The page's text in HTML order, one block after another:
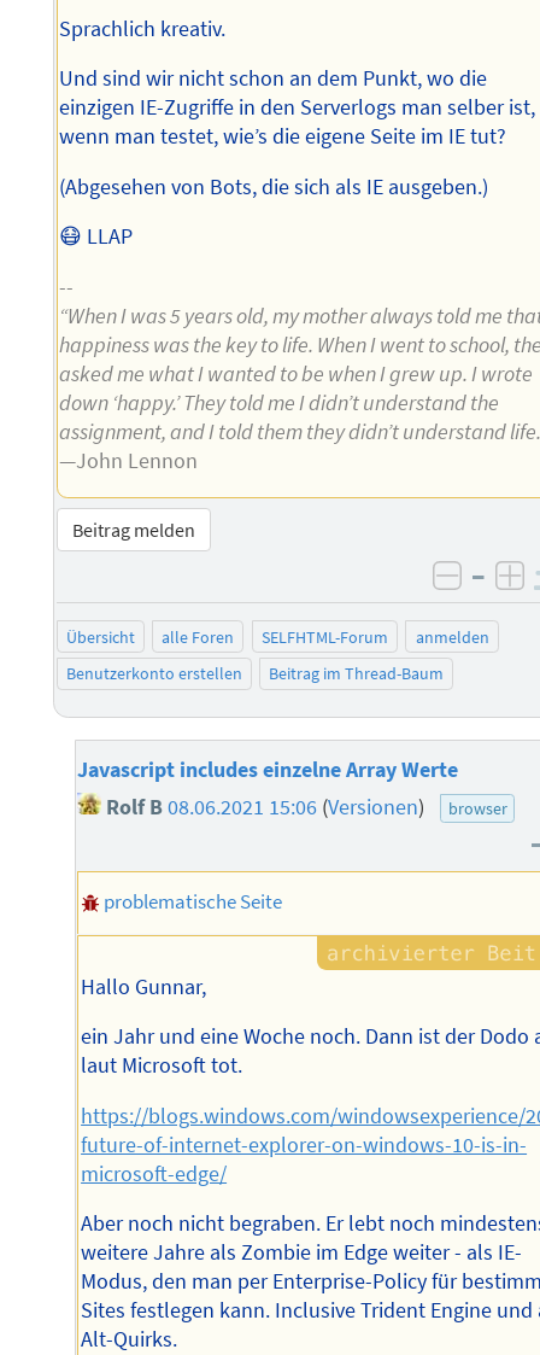
Sprachlich kreativ.
Und sind wir nicht schon an dem Punkt, wo die
einzigen IE-Zugriffe in den Serverlogs man selber ist,
wenn man testet, wie’s die eigene Seite im IE tut?
(Abgesehen von Bots, die sich als IE ausgeben.)
😷 LLAP
--
“When I was 5 years old, my mother always told me
happiness was the key to life. When I went to school,
asked me what I wanted to be when I grew up. I wrote
down ‘happy.’ They told me I didn’t understand the
assignment, and I told them they didn’t understand
—John Lennon
Beitrag melden
–
Übersicht alle Foren SELFHTML-Forum
anmelden
Benutzerkonto erstellen
Beitrag im Thread-Baum
Javascript includes einzelne Array Werte
Rolf B08.06.2021 15:06 (Versionen) browser
problematische Seite
Hallo Gunnar,
ein Jahr und eine Woche noch. Dann ist der Dodo
laut Microsoft tot.
https://blogs.windows.com/windowsexperience/
future-of-internet-explorer-on-windows-10-is-in-
microsoft-edge/
Aber noch nicht begraben. Er lebt noch
weitere Jahre als Zombie im Edge weiter - als IE-
Modus, den man per Enterprise-Policy für
Sites festlegen kann. Inclusive Trident Engine und
Alt-Quirks.